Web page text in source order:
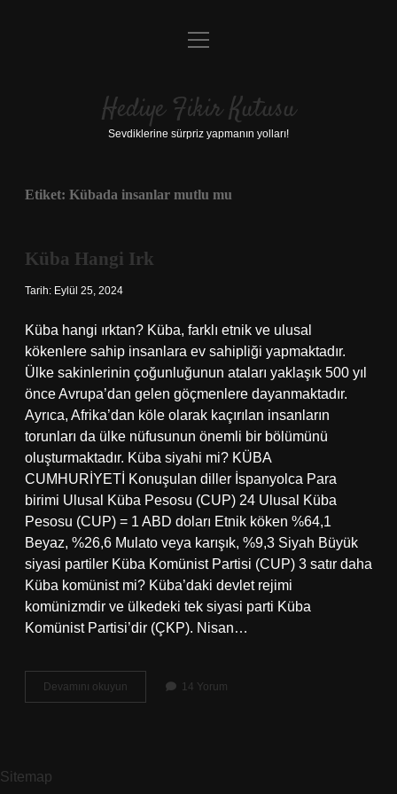
Anasayfa
Yasal Uyarı
menüyü
Hediye Fikir Kutusu
Sevdiklerine sürpriz yapmanın yolları!
Etiket: Kübada insanlar mutlu mu
Küba Hangi Irk
Tarih: Eylül 25, 2024
Küba hangi ırktan? Küba, farklı etnik ve ulusal
kökenlere sahip insanlara ev sahipliği yapmaktadır.
Ülke sakinlerinin çoğunluğunun ataları yaklaşık 500 yıl
önce Avrupa’dan gelen göçmenlere dayanmaktadır.
Ayrıca, Afrika’dan köle olarak kaçırılan insanların
torunları da ülke nüfusunun önemli bir bölümünü
oluşturmaktadır. Küba siyahi mi? KÜBA
CUMHURİYETİ Konuşulan diller İspanyolca Para
birimi Ulusal Küba Pesosu (CUP) 24 Ulusal Küba
Pesosu (CUP) = 1 ABD doları Etnik köken %64,1
Beyaz, %26,6 Mulato veya karışık, %9,3 Siyah Büyük
siyasi partiler Küba Komünist Partisi (CUP) 3 satır daha
Küba komünist mi? Küba’daki devlet rejimi
komünizmdir ve ülkedeki tek siyasi parti Küba
Komünist Partisi’dir (ÇKP). Nisan…
Devamını okuyun
Hangi
14 Yorum
Sitemap